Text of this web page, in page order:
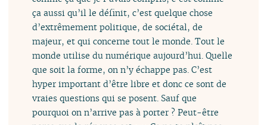
ça aussi qu’il le définit, c’est quelque chose
d’extrêmement politique, de sociétal, de
majeur, et qui concerne tout le monde. Tout le
monde utilise du numérique aujourd’hui. Quelle
que soit la forme, on n’y échappe pas. C’est
hyper important d’être libre et donc ce sont de
vraies questions qui se posent. Sauf que
pourquoi on n’arrive pas à porter ? Peut-être